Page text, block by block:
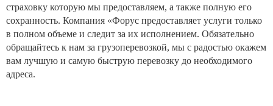
страховку которую мы предоставляем, а также полную его
сохранность. Компания «Форус предоставляет услуги только
в полном объеме и следит за их исполнением. Обязательно
обращайтесь к нам за грузоперевозкой, мы с радостью окажем
вам лучшую и самую быструю перевозку до необходимого
адреса.